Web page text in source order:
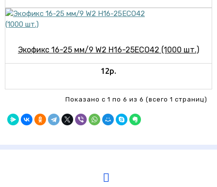
Экофикс 16-25 мм/9 W2 H16-25ECO42 (1000 шт.)
12р.
Показано с 1 по 6 из 6 (всего 1 страниц)